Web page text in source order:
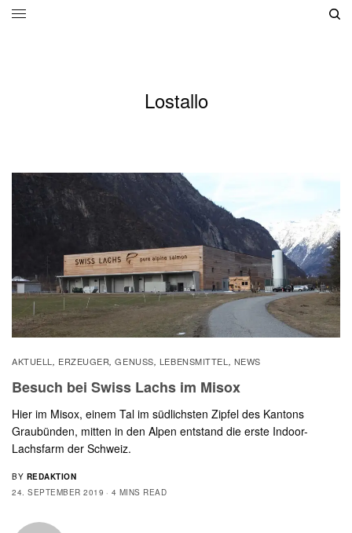
Lostallo
AKTUELL , ERZEUGER,GENUSS, LEBENSMITTEL , NEWS
Besuch bei Swiss Lachs im Misox
Hier im Misox, einem Tal im südlichsten Zipfel des Kantons
Graubünden, mitten in den Alpen entstand die erste Indoor-
Lachsfarm der Schweiz.
BY REDAKTION
24. SEPTEMBER 2019
4 MINS READ